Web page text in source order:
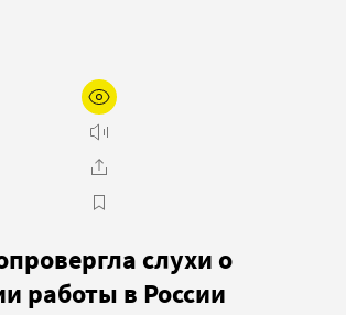
слухи о
работы в России